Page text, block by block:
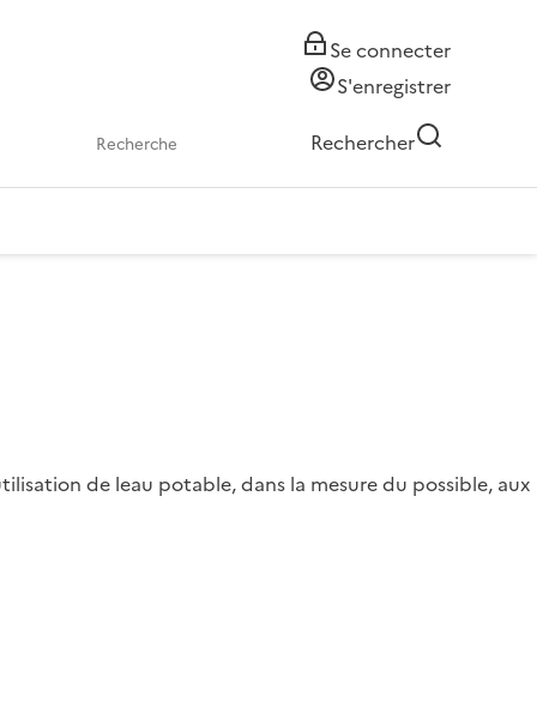
Se connecter
S'enregistrer
Rechercher
de leau potable, dans la mesure du possible, aux